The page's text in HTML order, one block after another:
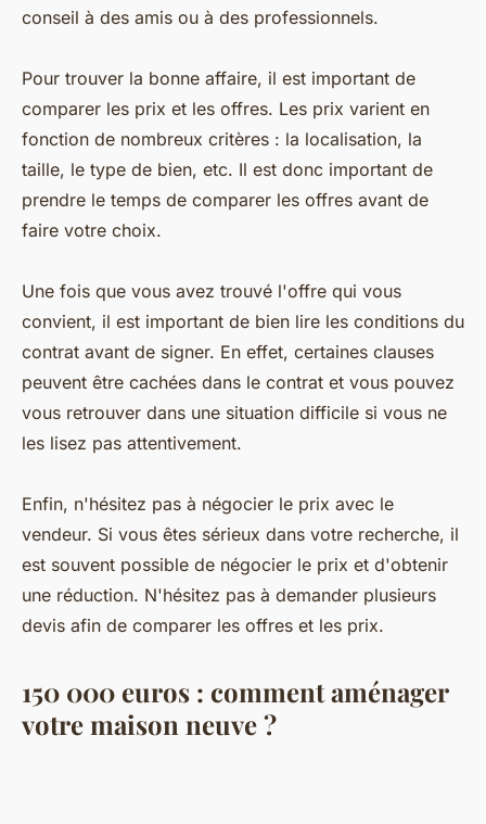
conseil à des amis ou à des professionnels.
Pour trouver la bonne affaire, il est important de
comparer les prix et les offres. Les prix varient en
fonction de nombreux critères : la localisation, la
taille, le type de bien, etc. Il est donc important de
prendre le temps de comparer les offres avant de
faire votre choix.
Une fois que vous avez trouvé l'offre qui vous
convient, il est important de bien lire les conditions du
contrat avant de signer. En effet, certaines clauses
peuvent être cachées dans le contrat et vous pouvez
vous retrouver dans une situation difficile si vous ne
les lisez pas attentivement.
Enfin, n'hésitez pas à négocier le prix avec le
vendeur. Si vous êtes sérieux dans votre recherche, il
est souvent possible de négocier le prix et d'obtenir
une réduction. N'hésitez pas à demander plusieurs
devis afin de comparer les offres et les prix.
150 000 euros : comment aménager
votre maison neuve ?